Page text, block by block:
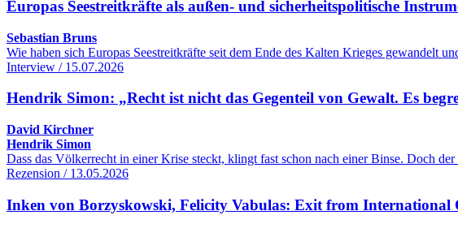
Europas Seestreitkräfte als außen- und sicherheitspolitische
Sebastian Bruns
Wie haben sich Europas Seestreitkräfte seit dem Ende des Kalten Krieges gewandelt
Interview / 15.07.2026
Hendrik Simon: „Recht ist nicht das Gegenteil von Gewalt. Es
David Kirchner
Hendrik Simon
Dass das Völkerrecht in einer Krise steckt, klingt fast schon nach einer Binse. Doch
Rezension / 13.05.2026
Inken von Borzyskowski, Felicity Vabulas: Exit from